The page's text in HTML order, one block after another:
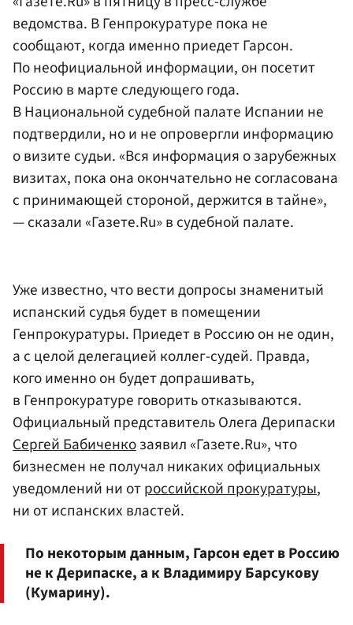
ведомства. В Генпрокуратуре пока не
сообщают, когда именно приедет Гарсон.
По неофициальной информации, он посетит
Россию в марте следующего года.
В Национальной судебной палате Испании не
подтвердили, но и не опровергли информацию
о визите судьи. «Вся информация о зарубежных
визитах, пока она окончательно не согласована
с принимающей стороной, держится в тайне»,
— сказали «Газете.Ru» в судебной палате.
Уже известно, что вести допросы знаменитый
испанский судья будет в помещении
Генпрокуратуры. Приедет в Россию он не один,
а с целой делегацией коллег-судей. Правда,
кого именно он будет допрашивать,
в Генпрокуратуре говорить отказываются.
Официальный представитель Олега Дерипаски
Сергей Бабиченкозаявил «Газете.Ru», что
бизнесмен не получал никаких официальных
уведомлений ни отроссийской прокуратуры,
ни от испанских властей.
По некоторым данным, Гарсон едет в Россию
не к Дерипаске, а к Владимиру Барсукову
(Кумарину).